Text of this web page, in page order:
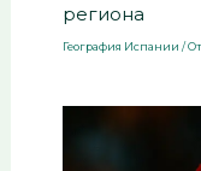
региона
География Испании / От